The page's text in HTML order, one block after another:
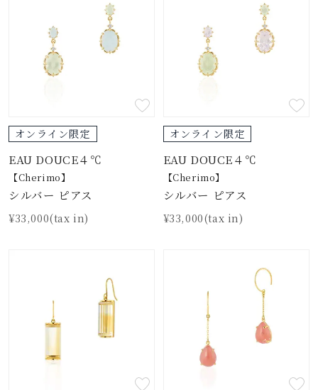
オンライン限定
EAU DOUCE４℃
【Cherimo】
シルバー ピアス
¥33,000(tax in)
オンライン限定
EAU DOUCE４℃
【Cherimo】
シルバー ピアス
¥33,000(tax in)